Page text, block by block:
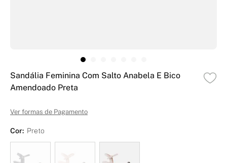
Sandália Feminina Com Salto Anabela E Bico
Amendoado Preta
Ver formas de Pagamento
Cor: Preto